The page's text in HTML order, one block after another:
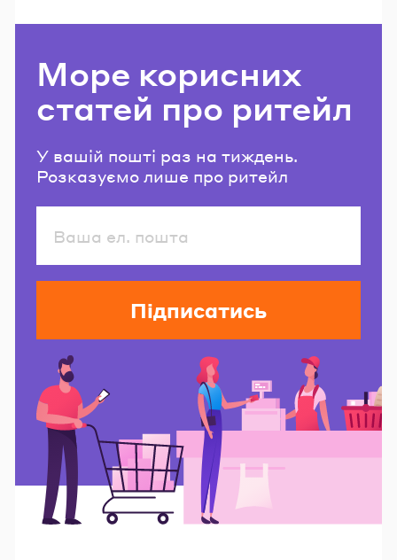
Море корисних
статей про ритейл
У вашій пошті раз на тиждень.
Розказуємо лише про ритейл
Підписатись